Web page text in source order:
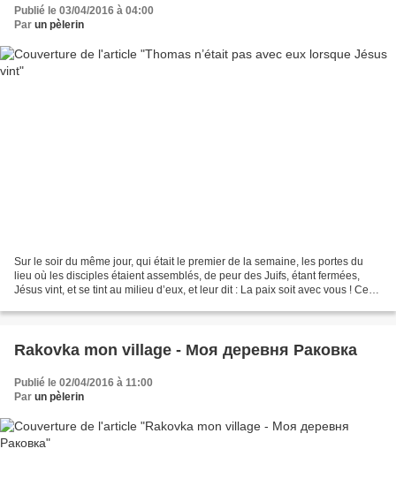
Publié le 03/04/2016 à 04:00
Par un pèlerin
Sur le soir du même jour, qui était le premier de la semaine, les portes du
lieu où les disciples étaient assemblés, de peur des Juifs, étant fermées,
Jésus vint, et se tint au milieu d’eux, et leur dit : La paix soit avec vous ! Ce
Rakovka mon village - Моя деревня Раковка
Publié le 02/04/2016 à 11:00
Par un pèlerin